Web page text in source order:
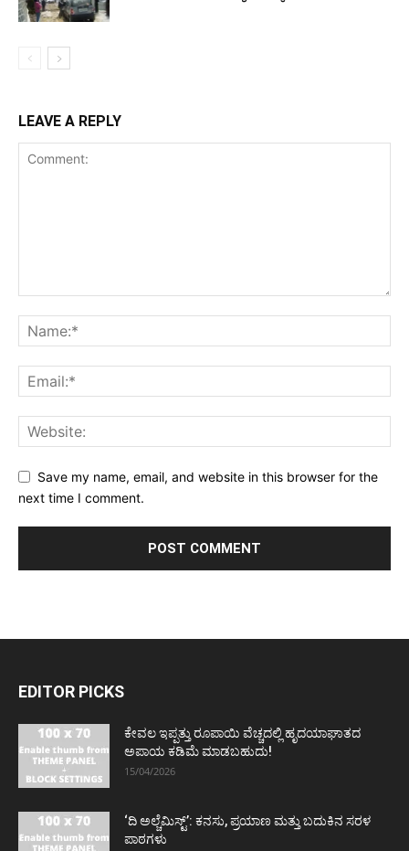
LEAVE A REPLY
Save my name, email, and website in this browser for the
next time I comment.
EDITOR PICKS
ಕೇವಲ ಇಪ್ಪತ್ತು ರೂಪಾಯಿ ವೆಚ್ಚದಲ್ಲಿ ಹೃದಯಾಘಾತದ
ಅಪಾಯ ಕಡಿಮೆ ಮಾಡಬಹುದು!
15/04/2026
‘ದಿ ಅಲ್ಚೆಮಿಸ್ಟ್’: ಕನಸು, ಪ್ರಯಾಣ ಮತ್ತು ಬದುಕಿನ ಸರಳ
ಪಾಠಗಳು